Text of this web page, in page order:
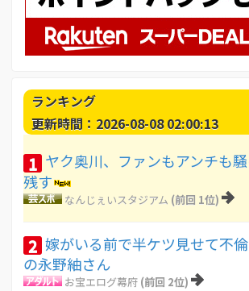
ランキング
更新時間：2026-08-08 02:00:13
1 ヤク奥川、ファンもアンチも
残す
なんじぇいスタジアム (前回 1位)
2 嫁がいる前で半ケツ見せて不
の永野紬さん
お宝エログ幕府 (前回 2位)